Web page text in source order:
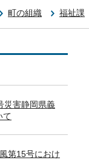
町の組織 福祉課
災害静岡県義
て
第15号におけ